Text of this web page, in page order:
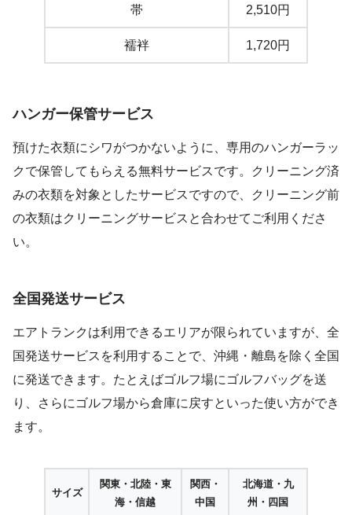
帯 2,510円
襦袢 1,720円
ハンガー保管サービス
預けた衣類にシワがつかないように、専用のハンガーラッ
クで保管してもらえる無料サービスです。クリーニング済
みの衣類を対象としたサービスですので、クリーニング前
の衣類はクリーニングサービスと合わせてご利用くださ
い。
全国発送サービス
エアトランクは利用できるエリアが限られていますが、全
国発送サービスを利用することで、沖縄・離島を除く全国
に発送できます。たとえばゴルフ場にゴルフバッグを送
り、さらにゴルフ場から倉庫に戻すといった使い方ができ
ます。
サイズ
関東・北陸・東
海・信越
関西・
中国
北海道・九
州・四国